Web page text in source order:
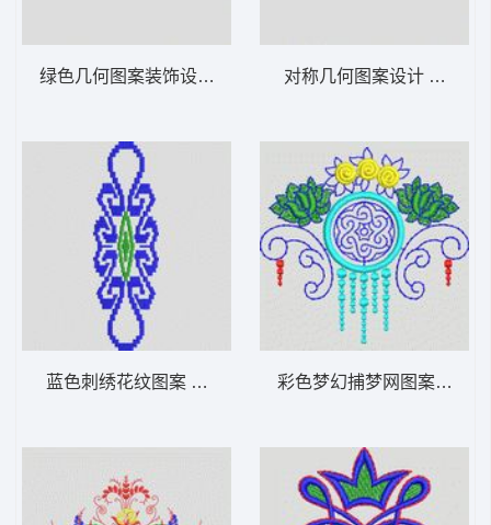
绿色几何图案装饰设计 植物花型
蓝色刺绣花纹图案 植物花型
对称几何图案设计 植物花
彩色梦幻捕梦网图案 植物